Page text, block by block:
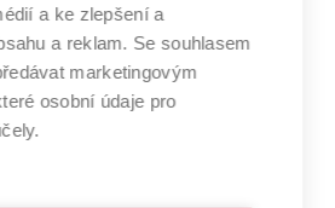
fondů
V BRNĚ
a ke zlepšení a
a reklam. Se souhlasem
marketingovým
osobní údaje pro